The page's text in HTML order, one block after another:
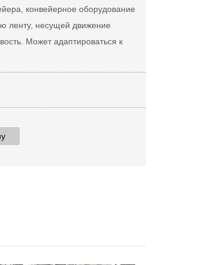
конвейерное оборудование
ленту, несущей движение
Может адаптироваться к